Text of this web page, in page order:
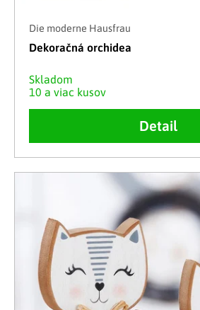
Die moderne Hausfrau
Dekoračná orchidea
Skladom
10 a viac kusov
Detail